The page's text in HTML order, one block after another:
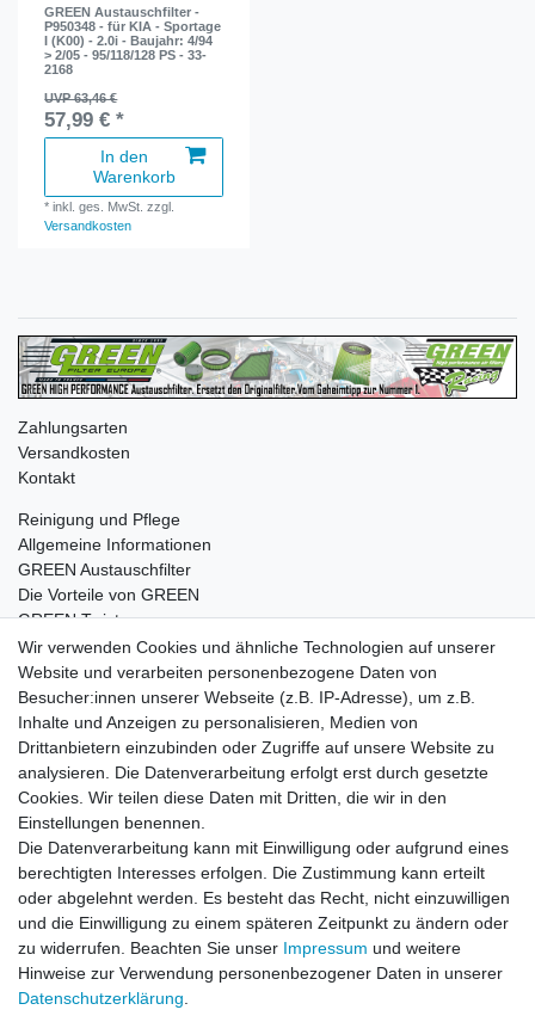
GREEN Austauschfilter -
P950348 - für KIA - Sportage
I (K00) - 2.0i - Baujahr: 4/94
> 2/05 - 95/118/128 PS - 33-
2168
UVP 63,46 €
57,99 € *
In den
Warenkorb
*inkl. ges. MwSt. zzgl.
Versandkosten
Zahlungsarten
Versandkosten
Kontakt
Reinigung und Pflege
Allgemeine Informationen
GREEN Austauschfilter
Die Vorteile von GREEN
GREEN Twister
Impressum Daten­schutz­erklärung AGB
Barrierefreiheitserklärung Widerrufs­recht
Vertrag widerrufen Kontakt
© Copyright 2026 | Alle Rechte vorbehalten.
Wir verwenden Cookies und ähnliche Technologien auf unserer
Website und verarbeiten personenbezogene Daten von
Besucher:innen unserer Webseite (z.B. IP-Adresse), um z.B.
Inhalte und Anzeigen zu personalisieren, Medien von
Drittanbietern einzubinden oder Zugriffe auf unsere Website zu
analysieren. Die Datenverarbeitung erfolgt erst durch gesetzte
Cookies. Wir teilen diese Daten mit Dritten, die wir in den
Einstellungen benennen.
Die Datenverarbeitung kann mit Einwilligung oder aufgrund eines
berechtigten Interesses erfolgen. Die Zustimmung kann erteilt
oder abgelehnt werden. Es besteht das Recht, nicht einzuwilligen
und die Einwilligung zu einem späteren Zeitpunkt zu ändern oder
zu widerrufen. Beachten Sie unser Impressum und weitere
Hinweise zur Verwendung personenbezogener Daten in unserer
Daten­schutz­erklärung